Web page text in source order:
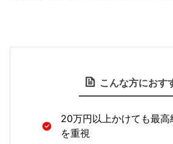
こんな方におす
20万円以上かけても最
を重視